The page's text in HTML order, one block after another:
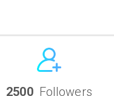
2500 Followers